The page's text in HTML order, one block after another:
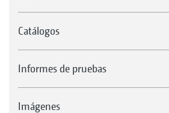
Catálogos
Informes de pruebas
Imágenes